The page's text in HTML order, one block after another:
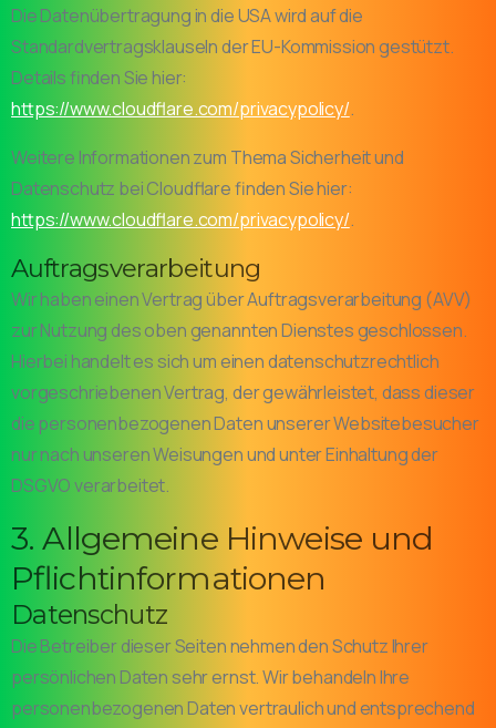
Die Datenübertragung in die USA wird auf die
Standardvertragsklauseln der EU-Kommission gestützt.
Details finden Sie hier:
https://www.cloudflare.com/privacypolicy/.
Weitere Informationen zum Thema Sicherheit und
Datenschutz bei Cloudflare finden Sie hier:
https://www.cloudflare.com/privacypolicy/.
Auftragsverarbeitung
Wir haben einen Vertrag über Auftragsverarbeitung (AVV)
zur Nutzung des oben genannten Dienstes geschlossen.
Hierbei handelt es sich um einen datenschutzrechtlich
vorgeschriebenen Vertrag, der gewährleistet, dass dieser
die personenbezogenen Daten unserer Websitebesucher
nur nach unseren Weisungen und unter Einhaltung der
DSGVO verarbeitet.
3. Allgemeine Hinweise und
Pflicht­informationen
Datenschutz
Die Betreiber dieser Seiten nehmen den Schutz Ihrer
persönlichen Daten sehr ernst. Wir behandeln Ihre
personenbezogenen Daten vertraulich und entsprechend